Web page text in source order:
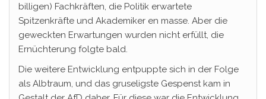
billigen) Fachkräften, die Politik erwartete
Spitzenkräfte und Akademiker en masse. Aber die
geweckten Erwartungen wurden nicht erfüllt, die
Ernüchterung folgte bald.
Die weitere Entwicklung entpuppte sich in der Folge
als Albtraum, und das gruseligste Gespenst kam in